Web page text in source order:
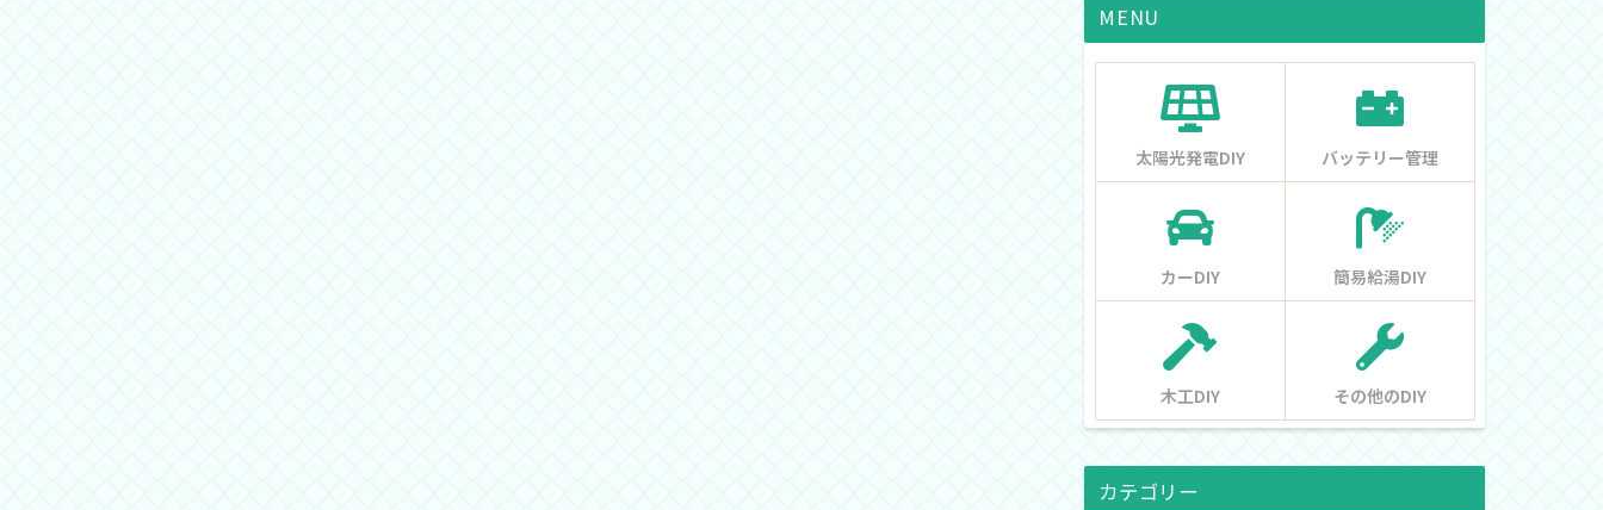
MENU
太陽光発電DIY バッテリー管理
カーDIY 簡易給湯DIY
木工DIY その他のDIY
カテゴリー